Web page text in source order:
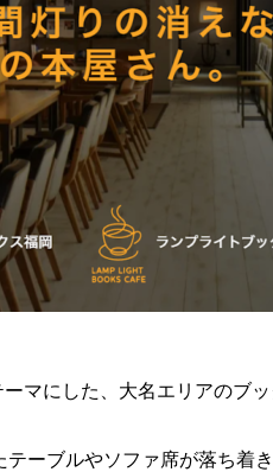
マにした、大名エリアの
ーブルやソファ席が落ち